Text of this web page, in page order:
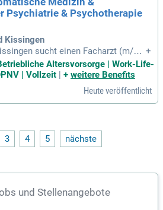
Umfeld!
Psychiatrie & Psychotherapie
Kissingen
sucht einen Facharzt (m/w/
Medizin und Psychotherapie oder
In dieser Position behandel
kontinuierlich die psychotherap
führen ein interdisziplinäres Team
Teamförderung sind ebenfalls Teil
Spaß an der Zusammenarbeit in ein
+
Altersvorsorge | Work-Life-
| Vollzeit | + weitere Benefits
Heute veröffentlicht
3 4 5 nächste
und Stellenangebote